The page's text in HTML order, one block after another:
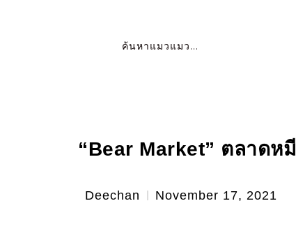
Search
“Bear Market” ตลาดหมี
Deechan November 17, 2021